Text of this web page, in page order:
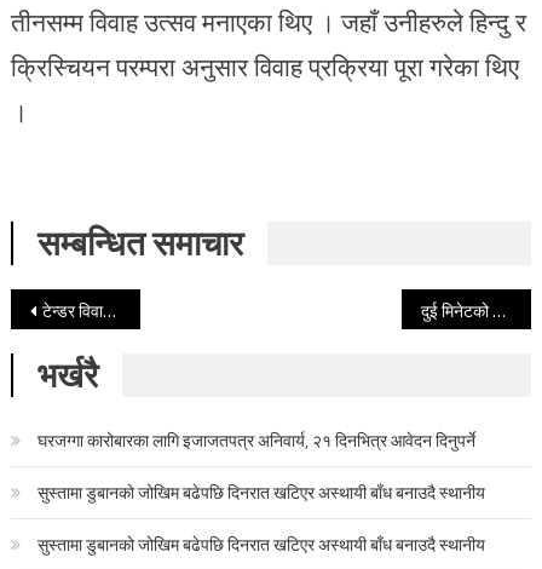
तीनसम्म विवाह उत्सव मनाएका थिए । जहाँ उनीहरुले हिन्दु र
क्रिस्चियन परम्परा अनुसार विवाह प्रक्रिया पूरा गरेका थिए
।
सम्बन्धित समाचार
Post navigation
टेन्डर विवादले नगर कार्यालयमा ढुंगामुढा प्रहार, प्रहरीसहित ३ गम्भीर घाइते दुई मिनेटको हावाहुरीले लियो २७ को ज्यान, करोडौ धनमालको क्षति (मृतकको नामावलीसहित)
भर्खरै
घरजग्गा कारोबारका लागि इजाजतपत्र अनिवार्य, २१ दिनभित्र आवेदन दिनुपर्ने
सुस्तामा डुबानको जोखिम बढेपछि दिनरात खटिएर अस्थायी बाँध बनाउदै स्थानीय
सुस्तामा डुबानको जोखिम बढेपछि दिनरात खटिएर अस्थायी बाँध बनाउदै स्थानीय